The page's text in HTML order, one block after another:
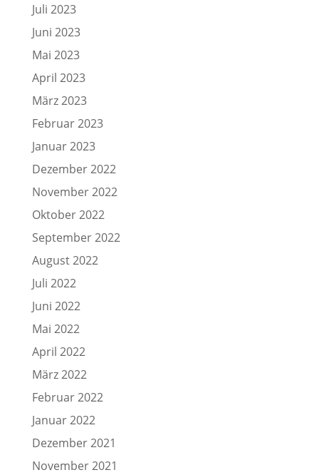
Juli 2023
Juni 2023
Mai 2023
April 2023
März 2023
Februar 2023
Januar 2023
Dezember 2022
November 2022
Oktober 2022
September 2022
August 2022
Juli 2022
Juni 2022
Mai 2022
April 2022
März 2022
Februar 2022
Januar 2022
Dezember 2021
November 2021